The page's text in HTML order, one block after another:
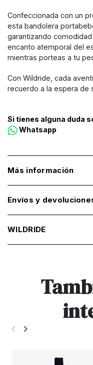
Confeccionada con un
esta bandolera
garantizando
encanto atemporal del
mientras porteas a tu
Con Wildride, cada
recuerdo a la espera de
Si tienes alguna duda
Whatsapp
Más información
Envíos y
WILDRIDE
Anterior
keyboard_arrow_left Siguiente
keyboard_arrow_right